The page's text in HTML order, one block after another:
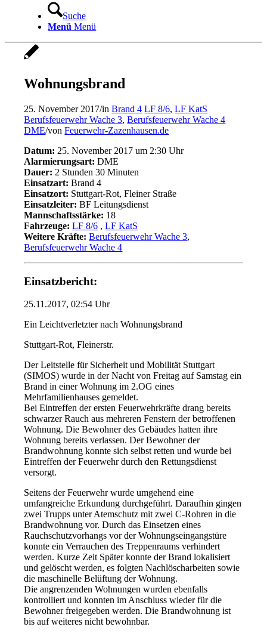
Suche
Menü Menü
Wohnungsbrand
25. November 2017/inBrand 4 LF 8/6,LF KatS
Berufsfeuerwehr Wache 3,Berufsfeuerwehr Wache 4
DME/vonFeuerwehr-Zazenhausen.de
Datum: 25. November 2017 um 2:30 Uhr
Alarmierungsart: DME
Dauer: 2 Stunden 30 Minuten
Einsatzart: Brand 4
Einsatzort: Stuttgart-Rot, Fleiner Straße
Einsatzleiter: BF Leitungsdienst
Mannschaftsstärke: 18
Fahrzeuge: LF 8/6 ,LF KatS
Weitere Kräfte: Berufsfeuerwehr Wache 3,
Berufsfeuerwehr Wache 4
Einsatzbericht:
25.11.2017, 02:54 Uhr
Ein Leichtverletzter nach Wohnungsbrand
Stuttgart-Rot, Fleinerstr.
Der Leitstelle für Sicherheit und Mobilität Stuttgart
(SIMOS) wurde in der Nacht von Freitag auf Samstag ein
Brand in einer Wohnung im 2.OG eines
Mehrfamilienhauses gemeldet.
Bei Eintreffen der ersten Feuerwehrkräfte drang bereits
schwarzer Rauch aus mehreren Fenstern der betroffenen
Wohnung. Die Bewohner des Gebäudes hatten ihre
Wohnung bereits verlassen. Der Bewohner der
Brandwohnung konnte sich selbst retten und wurde bei
Eintreffen der Feuerwehr durch den Rettungsdienst
versorgt.
Seitens der Feuerwehr wurde umgehend eine
umfangreiche Erkundung durchgeführt. Daraufhin gingen
zwei Trupps unter Atemschutz mit zwei C-Rohren in die
Brandwohnung vor. Durch das Einsetzen eines
Rauchschutzvorhangs vor der Wohnungseingangstüre
konnte ein Verrauchen des Treppenraums verhindert
werden. Kurze Zeit Später konnte der Brand lokalisiert
und gelöscht werden, es folgten Nachlöscharbeiten sowie
die maschinelle Belüftung der Wohnung.
Die angrenzenden Wohnungen wurden ebenfalls
kontrolliert und konnten im Anschluss wieder für die
Bewohner freigegeben werden. Die Brandwohnung ist
bis auf weiteres nicht bewohnbar.